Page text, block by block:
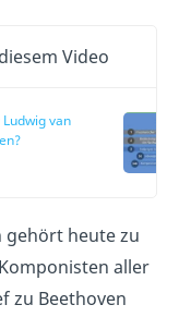
Video
Ludwig van
gehört heute zu
aller
zu Beethoven